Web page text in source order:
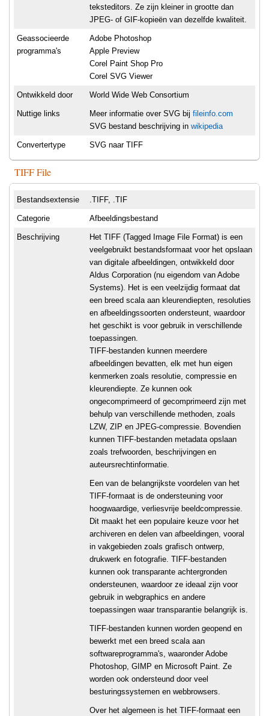
teksteditors. Ze zijn kleiner in grootte dan
JPEG- of GIF-kopieën van dezelfde kwaliteit.
Geassocieerde
programma's
Adobe Photoshop
Apple Preview
Corel Paint Shop Pro
Corel SVG Viewer
Ontwikkeld door World Wide Web Consortium
Nuttige links Meer informatie over SVG bij fileinfo.com
SVG bestand beschrijving in wikipedia
Convertertype SVG naar TIFF
TIFF File
Bestandsextensie .TIFF, .TIF
Categorie Afbeeldingsbestand
Beschrijving
Het TIFF (Tagged Image File Format) is een
veelgebruikt bestandsformaat voor het opslaan
van digitale afbeeldingen, ontwikkeld door
Aldus Corporation (nu eigendom van Adobe
Systems). Het is een veelzijdig formaat dat
een breed scala aan kleurendiepten, resoluties
en afbeeldingssoorten ondersteunt, waardoor
het geschikt is voor gebruik in verschillende
toepassingen.
TIFF-bestanden kunnen meerdere
afbeeldingen bevatten, elk met hun eigen
kenmerken zoals resolutie, compressie en
kleurendiepte. Ze kunnen ook
ongecomprimeerd of gecomprimeerd zijn met
behulp van verschillende methoden, zoals
LZW, ZIP en JPEG-compressie. Bovendien
kunnen TIFF-bestanden metadata opslaan
zoals trefwoorden, beschrijvingen en
auteursrechtinformatie.
Een van de belangrijkste voordelen van het
TIFF-formaat is de ondersteuning voor
hoogwaardige, verliesvrije beeldcompressie.
Dit maakt het een populaire keuze voor het
archiveren en delen van afbeeldingen, vooral
in vakgebieden zoals grafisch ontwerp,
drukwerk en fotografie. TIFF-bestanden
kunnen ook transparante achtergronden
ondersteunen, waardoor ze ideaal zijn voor
gebruik in webgraphics en andere
toepassingen waar transparantie belangrijk is.
TIFF-bestanden kunnen worden geopend en
bewerkt met een breed scala aan
softwareprogramma's, waaronder Adobe
Photoshop, GIMP en Microsoft Paint. Ze
worden ook ondersteund door veel
besturingssystemen en webbrowsers.
Over het algemeen is het TIFF-formaat een